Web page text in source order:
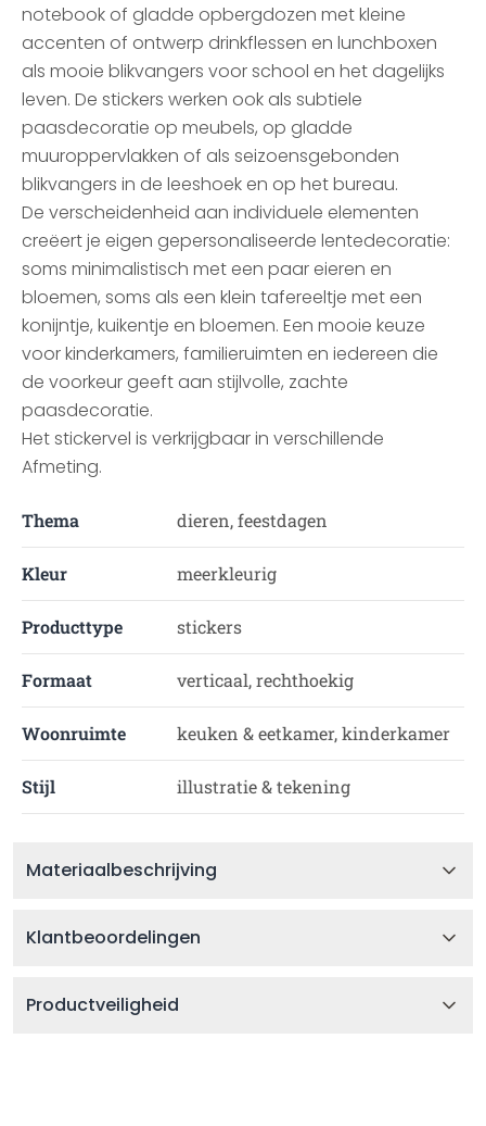
notebook of gladde opbergdozen met kleine
accenten of ontwerp drinkflessen en lunchboxen
als mooie blikvangers voor school en het dagelijks
leven. De stickers werken ook als subtiele
paasdecoratie op meubels, op gladde
muuroppervlakken of als seizoensgebonden
blikvangers in de leeshoek en op het bureau.
De verscheidenheid aan individuele elementen
creëert je eigen gepersonaliseerde lentedecoratie:
soms minimalistisch met een paar eieren en
bloemen, soms als een klein tafereeltje met een
konijntje, kuikentje en bloemen. Een mooie keuze
voor kinderkamers, familieruimten en iedereen die
de voorkeur geeft aan stijlvolle, zachte
paasdecoratie.
Het stickervel is verkrijgbaar in verschillende
Afmeting.
Thema dieren, feestdagen
Kleur meerkleurig
Producttype stickers
Formaat verticaal, rechthoekig
Woonruimte keuken & eetkamer, kinderkamer
Stijl illustratie & tekening
Materiaalbeschrijving
Klantbeoordelingen
Productveiligheid